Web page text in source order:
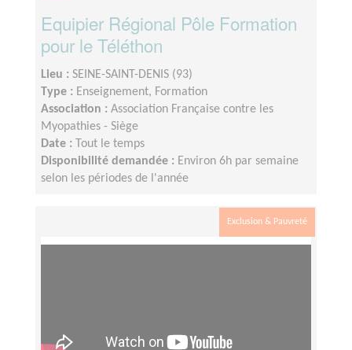
Equipier Régional Pôle Formation
pour le Téléthon
Lieu : SEINE-SAINT-DENIS (93)
Type : Enseignement, Formation
Association : Association Française contre les
Myopathies - Siège
Date :
Tout le temps
Disponibilité demandée : Environ 6h par semaine
selon les périodes de l'année
Exclusion & Pauvreté